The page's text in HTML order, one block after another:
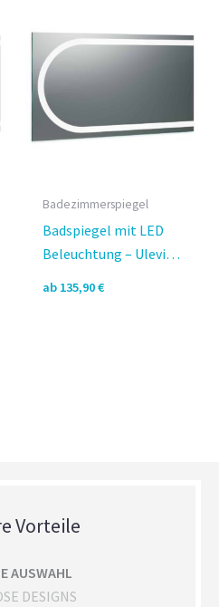
Badezimmerspiegel
Badspiegel mit LED
Beleuchtung – Ulevia
ab 135,90€
Vorteile
AUSWAHL
DESIGNS